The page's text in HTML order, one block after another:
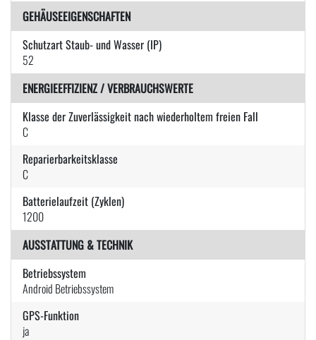
GEHÄUSEEIGENSCHAFTEN
Schutzart Staub- und Wasser (IP)
52
ENERGIEEFFIZIENZ / VERBRAUCHSWERTE
Klasse der Zuverlässigkeit nach wiederholtem freien Fall
C
Reparierbarkeitsklasse
C
Batterielaufzeit (Zyklen)
1200
AUSSTATTUNG & TECHNIK
Betriebssystem
Android Betriebssystem
GPS-Funktion
ja